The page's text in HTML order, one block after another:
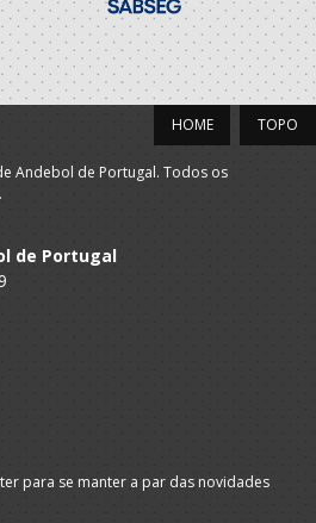
Técnico
TOPO
HOME
Andebol de Portugal. Todos os
de Portugal
para se manter a par das novidades